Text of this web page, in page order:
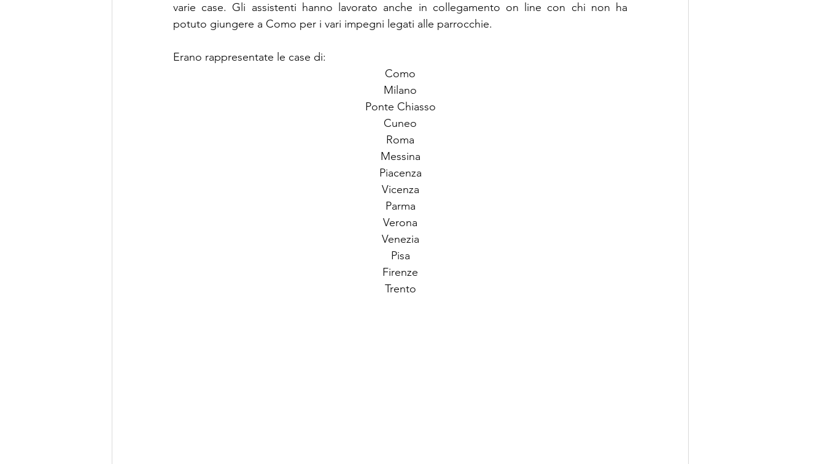
varie case. Gli assistenti hanno lavorato anche in collegamento on line con chi non ha
potuto giungere a Como per i vari impegni legati alle parrocchie.
Erano rappresentate le case di:
Como
Milano
Ponte Chiasso
Cuneo
Roma
Messina
Piacenza
Vicenza
Parma
Verona
Venezia
Pisa
Firenze
Trento